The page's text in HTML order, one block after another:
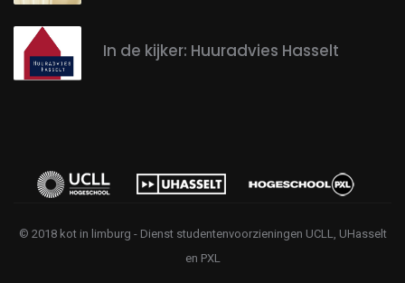
In de kijker: Huuradvies Hasselt
© 2018 kot in limburg - Dienst studentenvoorzieningen UCLL, UHasselt
en PXL